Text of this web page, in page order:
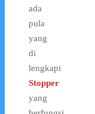
ada
pula
yang
di
lengkapi
Stopper
yang